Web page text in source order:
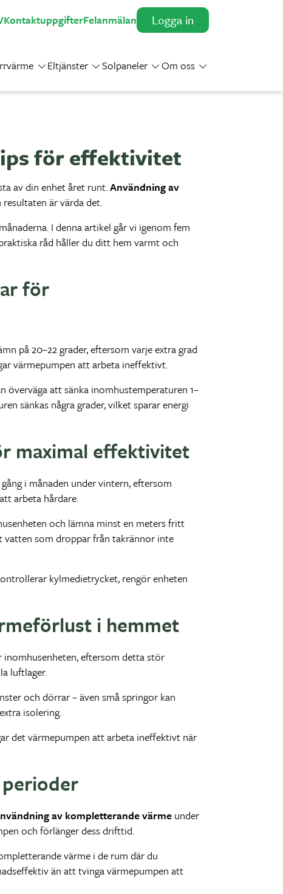
KontaktuppgifterFelanmälan Logga in
Toggle Dropdown
Eltjänster Toggle Dropdown
Solpaneler Toggle Dropdown
Om oss Toggle Dropdown
för effektivitet
av din enhet året runt.Användning av
är värda det.
I denna artikel går vi igenom fem
råd håller du ditt hem varmt och
för
på 20–22 grader, eftersom varje extra grad
värmepumpen att arbeta ineffektivt.
att sänka inomhustemperaturen 1–
sänkas några grader, vilket sparar energi
maximal effektivitet
i månaden under vintern, eftersom
arbeta hårdare.
och lämna minst en meters fritt
vatten som droppar från takrännor inte
kylmedietrycket, rengör enheten
i hemmet
eftersom detta stör
luftlager.
och dörrar – även små springor kan
isolering.
det värmepumpen att arbeta ineffektivt när
av kompletterande värmeunder
och förlänger dess drifttid.
värme i de rum där du
än att tvinga värmepumpen att